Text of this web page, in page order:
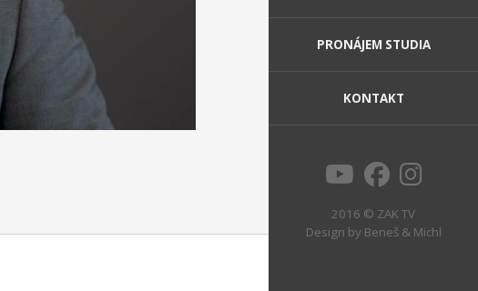
PRONÁJEM STUDIA
KONTAKT
2016 © ZAK TV
Design by Beneš & Michl